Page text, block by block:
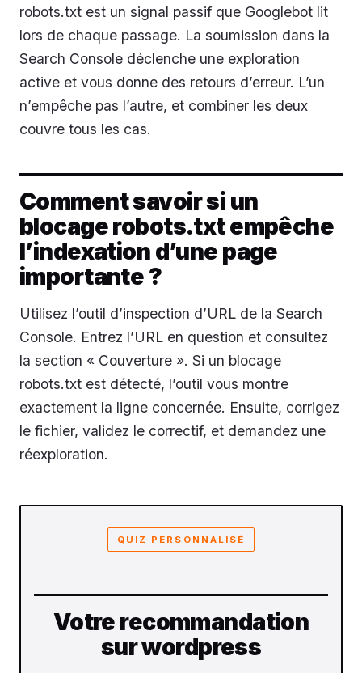
robots.txt est un signal passif que Googlebot lit
lors de chaque passage. La soumission dans la
Search Console déclenche une exploration
active et vous donne des retours d’erreur. L’un
n’empêche pas l’autre, et combiner les deux
couvre tous les cas.
Comment savoir si un
blocage robots.txt empêche
l’indexation d’une page
importante ?
Utilisez l’outil d’inspection d’URL de la Search
Console. Entrez l’URL en question et consultez
la section « Couverture ». Si un blocage
robots.txt est détecté, l’outil vous montre
exactement la ligne concernée. Ensuite, corrigez
le fichier, validez le correctif, et demandez une
réexploration.
QUIZ PERSONNALISÉ
Votre recommandation
sur wordpress